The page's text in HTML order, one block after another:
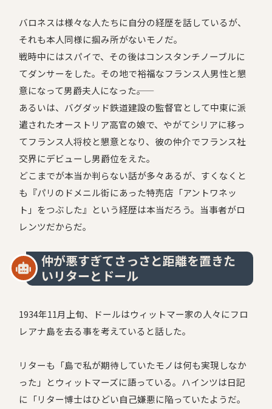
バロネスは様々な人たちに自分の経歴を話しているが、
それも本人同様に掴み所がないモノだ。
戦時中にはスパイで、その後はコンスタンチノーブルに
てダンサーをした。その地で裕福なフランス人男性と懇
意になって男爵夫人になった――。
あるいは、バグダッド鉄道建設の監督官として中東に派
遣されたオーストリア高官の娘で、やがてシリアに移っ
てフランス人将校と懇意となり、彼の仲介でフランス社
交界にデビューし男爵位をえた。
どこまでが本当か判らない話が多々あるが、すくなくと
も『パリのドメニル街にあった特売店「アントワネッ
ト」をつぶした』という経歴は本当だろう。当事者がロ
レンツだからだ。
仲が悪すぎてさっさと距離を置きた
いリターとドール
1934年11月上旬、ドールはウィットマー家の人々にフロ
レアナ島を去る事を考えていると話した。
リターも「島で私が期待していたモノは何も実現しなか
った」とウィットマーズに語っている。ハインツは日記
に「リター博士はひどい自己嫌悪に陥っていたようだ。